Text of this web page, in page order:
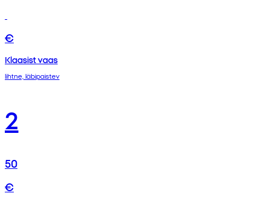
€
Klaasist vaas
lihtne, läbipaistev
2
50
€